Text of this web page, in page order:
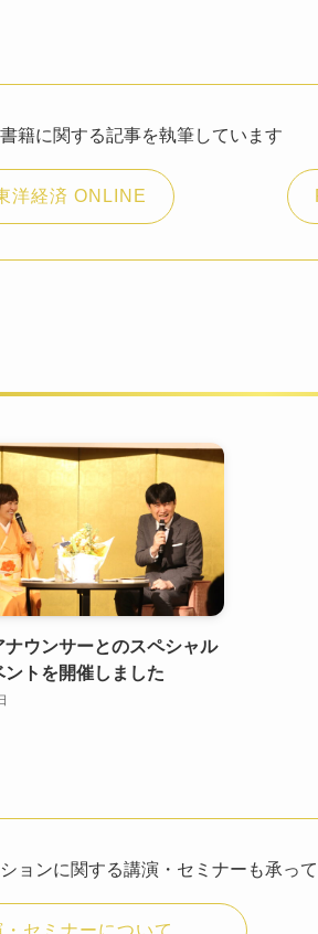
籍に関する記事を執筆しています
洋経済 ONLINE
ナウンサーとのスペシャル
ントを開催しました
ョンに関する講演・セミナーも承っ